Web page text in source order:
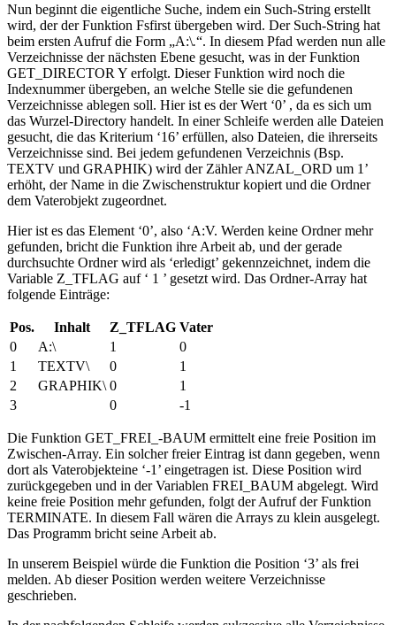
Nun beginnt die eigentliche Suche, indem ein Such-String erstellt
wird, der der Funktion Fsfirst übergeben wird. Der Such-String hat
beim ersten Aufruf die Form „A:\.“. In diesem Pfad werden nun alle
Verzeichnisse der nächsten Ebene gesucht, was in der Funktion
GET_DIRECTOR Y erfolgt. Dieser Funktion wird noch die
Indexnummer übergeben, an welche Stelle sie die gefundenen
Verzeichnisse ablegen soll. Hier ist es der Wert ‘0’ , da es sich um
das Wurzel-Directory handelt. In einer Schleife werden alle Dateien
gesucht, die das Kriterium ‘16’ erfüllen, also Dateien, die ihrerseits
Verzeichnisse sind. Bei jedem gefundenen Verzeichnis (Bsp.
TEXTV und GRAPHIK) wird der Zähler ANZAL_ORD um 1’
erhöht, der Name in die Zwischenstruktur kopiert und die Ordner
dem Vaterobjekt zugeordnet.
Hier ist es das Element ‘0’, also ‘A:V. Werden keine Ordner mehr
gefunden, bricht die Funktion ihre Arbeit ab, und der gerade
durchsuchte Ordner wird als ‘erledigt’ gekennzeichnet, indem die
Variable Z_TFLAG auf ‘ 1 ’ gesetzt wird. Das Ordner-Array hat
folgende Einträge:
Pos. Inhalt Z_TFLAG Vater
0
A:\ 1
0
1
TEXTV\ 0
1
2
GRAPHIK\ 0
1
3
0 -1
Die Funktion GET_FREI_-BAUM ermittelt eine freie Position im
Zwischen-Array. Ein solcher freier Eintrag ist dann gegeben, wenn
dort als Vaterobjekteine ‘-1’ eingetragen ist. Diese Position wird
zurückgegeben und in der Variablen FREI_BAUM abgelegt. Wird
keine freie Position mehr gefunden, folgt der Aufruf der Funktion
TERMINATE. In diesem Fall wären die Arrays zu klein ausgelegt.
Das Programm bricht seine Arbeit ab.
In unserem Beispiel würde die Funktion die Position ‘3’ als frei
melden. Ab dieser Position werden weitere Verzeichnisse
geschrieben.